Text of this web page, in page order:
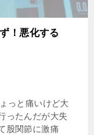
！悪化する
っと痛いけど大
ったんだが大失
股関節に激痛